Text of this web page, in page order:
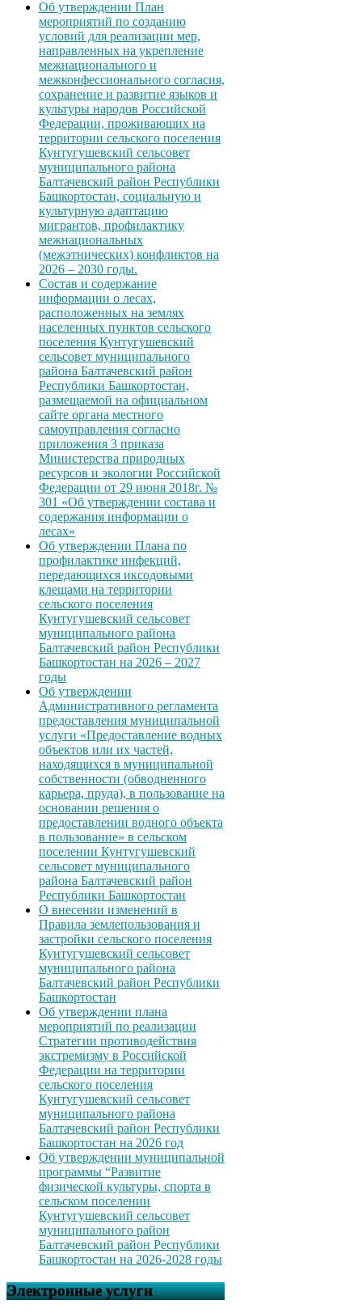
Об утверждении План
мероприятий по созданию
условий для реализации мер,
направленных на укрепление
межнационального и
межконфессионального согласия,
сохранение и развитие языков и
культуры народов Российской
Федерации, проживающих на
территории сельского поселения
Кунтугушевский сельсовет
муниципального района
Балтачевский район Республики
Башкортостан, социальную и
культурную адаптацию
мигрантов, профилактику
межнациональных
(межэтнических) конфликтов на
2026 – 2030 годы.
Состав и содержание
информации о лесах,
расположенных на землях
населенных пунктов сельского
поселения Кунтугушевский
сельсовет муниципального
района Балтачевский район
Республики Башкортостан,
размещаемой на официальном
сайте органа местного
самоуправления согласно
приложения 3 приказа
Министерства природных
ресурсов и экологии Российской
Федерации от 29 июня 2018г. №
301 «Об утверждении состава и
содержания информации о
лесах»
Об утверждении Плана по
профилактике инфекций,
передающихся иксодовыми
клещами на территории
сельского поселения
Кунтугушевский сельсовет
муниципального района
Балтачевский район Республики
Башкортостан на 2026 – 2027
годы
Об утверждении
Административного регламента
предоставления муниципальной
услуги «Предоставление водных
объектов или их частей,
находящихся в муниципальной
собственности (обводненного
карьера, пруда), в пользование на
основании решения о
предоставлении водного объекта
в пользование» в сельском
поселении Кунтугушевский
сельсовет муниципального
района Балтачевский район
Республики Башкортостан
О внесении изменений в
Правила землепользования и
застройки сельского поселения
Кунтугушевский сельсовет
муниципального района
Балтачевский район Республики
Башкортостан
Об утверждении плана
мероприятий по реализации
Стратегии противодействия
экстремизму в Российской
Федерации на территории
сельского поселения
Кунтугушевский сельсовет
муниципального района
Балтачевский район Республики
Башкортостан на 2026 год
Об утверждении муниципальной
программы “Развитие
физической культуры, спорта в
сельском поселении
Кунтугушевский сельсовет
муниципального район
Балтачевский район Республики
Башкортостан на 2026-2028 годы
Электронные услуги